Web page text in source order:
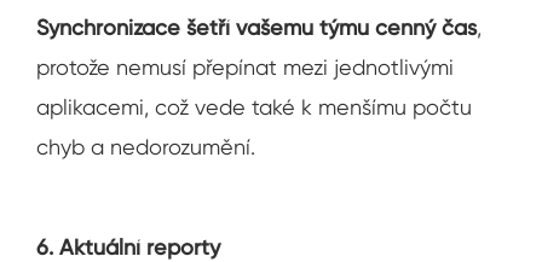
Synchronizace šetří vašemu týmu cenný čas,
protože nemusí přepínat mezi jednotlivými
aplikacemi, což vede také k menšímu počtu
chyb a nedorozumění.
6. Aktuální reporty